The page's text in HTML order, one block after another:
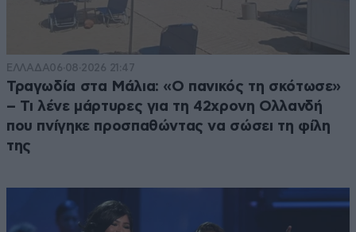
ΕΛΛΑΔΑ06·08·2026 21:47
Τραγωδία στα Μάλια: «Ο πανικός τη σκότωσε»
– Τι λένε μάρτυρες για τη 42χρονη Ολλανδή
που πνίγηκε προσπαθώντας να σώσει τη φίλη
της